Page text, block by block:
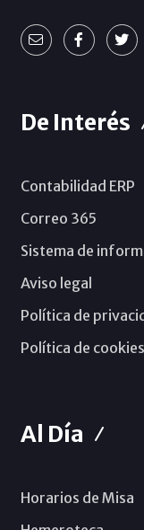
De Interés
Contabilidad ERP
Correo 365
Sistema de
Aviso legal
Política de
Política de cookies
Al Día
Horarios de Misa